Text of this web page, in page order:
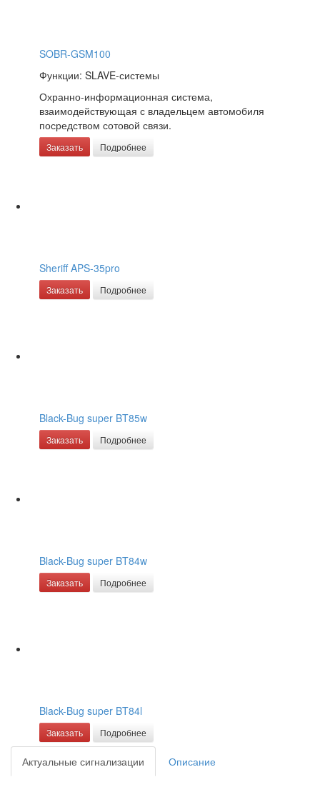
SOBR-GSM100
Функции: SLAVE-системы
Охранно-информационная система,
взаимодействующая с владельцем автомобиля
посредством сотовой связи.
Заказать Подробнее
Sheriff APS-35pro
Заказать Подробнее
Black-Bug super BT85w
Заказать Подробнее
Black-Bug super BT84w
Заказать Подробнее
Black-Bug super BT84l
Заказать Подробнее
Актуальные сигнализации Описание